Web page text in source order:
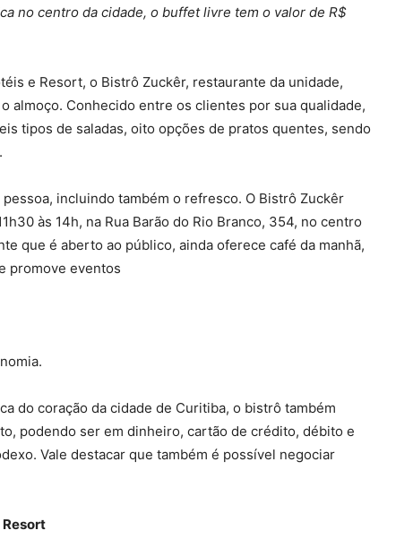
no centro da cidade, o buffet livre tem o valor de R$
e Resort, o Bistrô Zuckêr, restaurante da unidade,
almoço. Conhecido entre os clientes por sua qualidade,
tipos de saladas, oito opções de pratos quentes, sendo
incluindo também o refresco. O Bistrô Zuckêr
às 14h, na Rua Barão do Rio Branco, 354, no centro
que é aberto ao público, ainda oferece café da manhã,
promove eventos
do coração da cidade de Curitiba, o bistrô também
podendo ser em dinheiro, cartão de crédito, débito e
Vale destacar que também é possível negociar